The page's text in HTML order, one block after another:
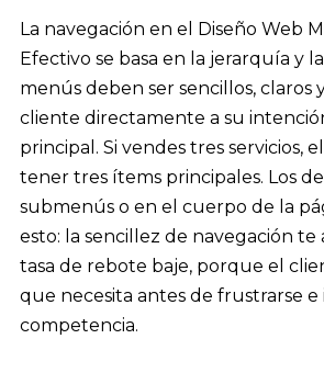
La navegación en el Diseño Web
Efectivo se basa en la jerarquía y
menús deben ser sencillos, claros
cliente directamente a su
principal. Si vendes tres servicios,
tener tres ítems principales. Los
submenús o en el cuerpo de la
esto: la sencillez de navegación te
tasa de rebote baje, porque el
que necesita antes de frustrarse e
competencia.